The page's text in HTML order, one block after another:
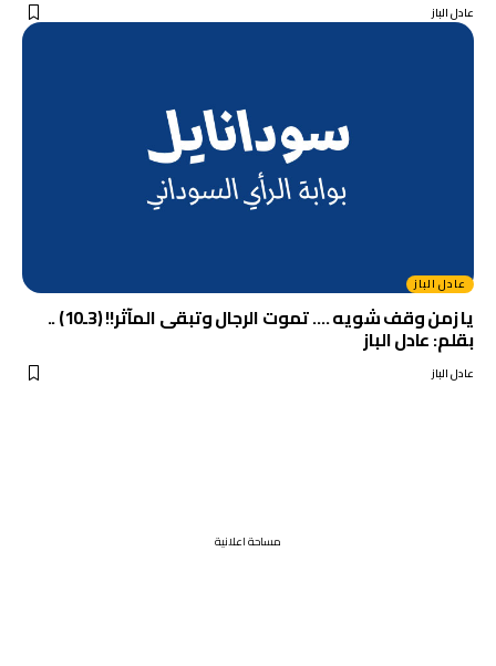
عادل الباز
عادل الباز
يا زمن وقف شويه …. تموت الرجال وتبقى المآثر!! (3ـ10) ..
بقلم: عادل الباز
عادل الباز
مساحة اعلانية